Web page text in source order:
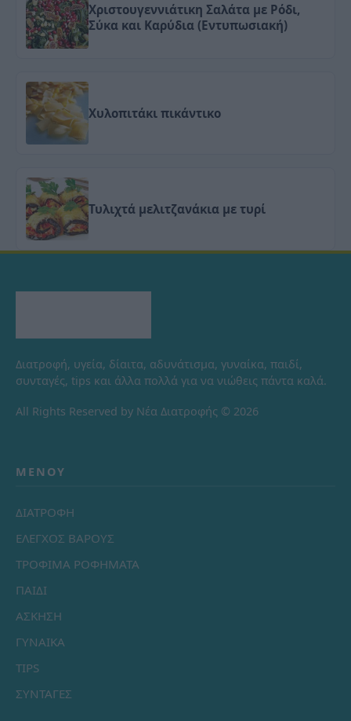
Χριστουγεννιάτικη Σαλάτα με Ρόδι,
Σύκα και Καρύδια (Εντυπωσιακή)
Χυλοπιτάκι πικάντικο
Τυλιχτά μελιτζανάκια με τυρί
Διατροφή, υγεία, δίαιτα, αδυνάτισμα, γυναίκα, παιδί,
συνταγές, tips και άλλα πολλά για να νιώθεις πάντα καλά.
All Rights Reserved by Νέα Διατροφής © 2026
ΜΕΝΟΎ
ΔΙΑΤΡΟΦΗ
ΕΛΕΓΧΟΣ ΒΑΡΟΥΣ
ΤΡΟΦΙΜΑ ΡΟΦΗΜΑΤΑ
ΠΑΙΔΙ
ΑΣΚΗΣΗ
ΓΥΝΑΙΚΑ
TIPS
ΣΥΝΤΑΓΕΣ